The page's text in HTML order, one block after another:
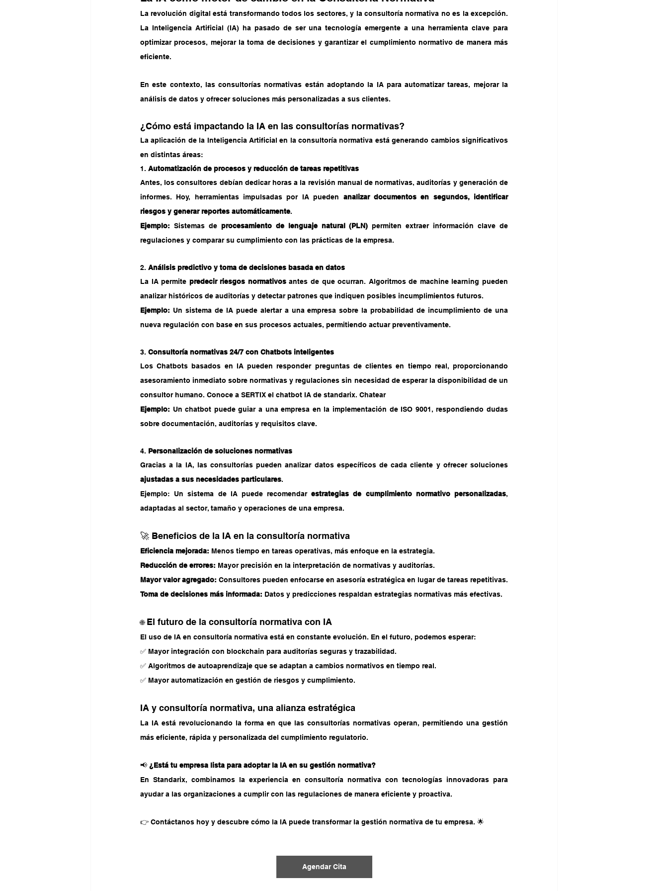
La revolución digital está transformando todos los sectores, y la consultoría normativa no es la excepción.
La Inteligencia Artificial (IA) ha pasado de ser una tecnología emergente a una herramienta clave para
optimizar procesos, mejorar la toma de decisiones y garantizar el cumplimiento normativo de manera más
eficiente.
En este contexto, las consultorías normativas están adoptando la IA para automatizar tareas, mejorar la
análisis de datos y ofrecer soluciones más personalizadas a sus clientes.
¿Cómo está impactando la IA en las consultorías normativas?
La aplicación de la Inteligencia Artificial en la consultoría normativa está generando cambios significativos
en distintas áreas:
1. Automatización de procesos y reducción de tareas repetitivas
Antes, los consultores debían dedicar horas a la revisión manual de normativas, auditorías y generación de
informes. Hoy, herramientas impulsadas por IA pueden analizar documentos en segundos, identificar
riesgos y generar reportes automáticamente.
Ejemplo: Sistemas de procesamiento de lenguaje natural (PLN) permiten extraer información clave de
regulaciones y comparar su cumplimiento con las prácticas de la empresa.
2. Análisis predictivo y toma de decisiones basada en datos
La IA permite predecir riesgos normativos antes de que ocurran. Algoritmos de machine learning pueden
analizar históricos de auditorías y detectar patrones que indiquen posibles incumplimientos futuros.
Ejemplo: Un sistema de IA puede alertar a una empresa sobre la probabilidad de incumplimiento de una
nueva regulación con base en sus procesos actuales, permitiendo actuar preventivamente.
3. Consultoría normativas 24/7 con Chatbots inteligentes
Los Chatbots basados en IA pueden responder preguntas de clientes en tiempo real, proporcionando
asesoramiento inmediato sobre normativas y regulaciones sin necesidad de esperar la disponibilidad de un
consultor humano. Conoce a SERTIX el chatbot IA de standarix. Chatear
Ejemplo: Un chatbot puede guiar a una empresa en la implementación de ISO 9001, respondiendo dudas
sobre documentación, auditorías y requisitos clave.
4. Personalización de soluciones normativas
ajustadas a sus necesidades particulares.
Ejemplo: Un sistema de IA puede recomendar estrategias de cumplimiento normativo personalizadas,
adaptadas al sector, tamaño y operaciones de una empresa.
🚀 Beneficios de la IA en la consultoría normativa
Eficiencia mejorada: Menos tiempo en tareas operativas, más enfoque en la estrategia.
Reducción de errores: Mayor precisión en la interpretación de normativas y auditorías.
Mayor valor agregado: Consultores pueden enfocarse en asesoría estratégica en lugar de tareas repetitivas.
Toma de decisiones más informada: Datos y predicciones respaldan estrategias normativas más efectivas.
🌐 El futuro de la consultoría normativa con IA
El uso de IA en consultoría normativa está en constante evolución. En el futuro, podemos esperar:
✅ Mayor integración con blockchain para auditorías seguras y trazabilidad.
✅ Algoritmos de autoaprendizaje que se adaptan a cambios normativos en tiempo real.
✅ Mayor automatización en gestión de riesgos y cumplimiento.
IA y consultoría normativa, una alianza estratégica
La IA está revolucionando la forma en que las consultorías normativas operan, permitiendo una gestión
más eficiente, rápida y personalizada del cumplimiento regulatorio.
📢 ¿Está tu empresa lista para adoptar la IA en su gestión normativa?
En Standarix, combinamos la experiencia en consultoría normativa con tecnologías innovadoras para
ayudar a las organizaciones a cumplir con las regulaciones de manera eficiente y proactiva.
👉 Contáctanos hoy y descubre cómo la IA puede transformar la gestión normativa de tu empresa. 🌟
Agendar Cita